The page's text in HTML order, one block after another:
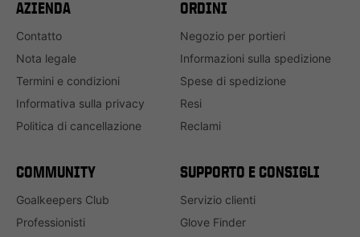
AZIENDA
Contatto
Nota legale
Termini e condizioni
Informativa sulla privacy
Politica di cancellazione
ORDINI
Negozio per portieri
Informazioni sulla spedizione
Spese di spedizione
Resi
Reclami
COMMUNITY
Goalkeepers Club
Professionisti
SUPPORTO E CONSIGLI
Servizio clienti
Glove Finder